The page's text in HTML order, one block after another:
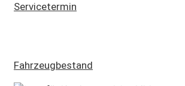
Servicetermin
Fahrzeugbestand